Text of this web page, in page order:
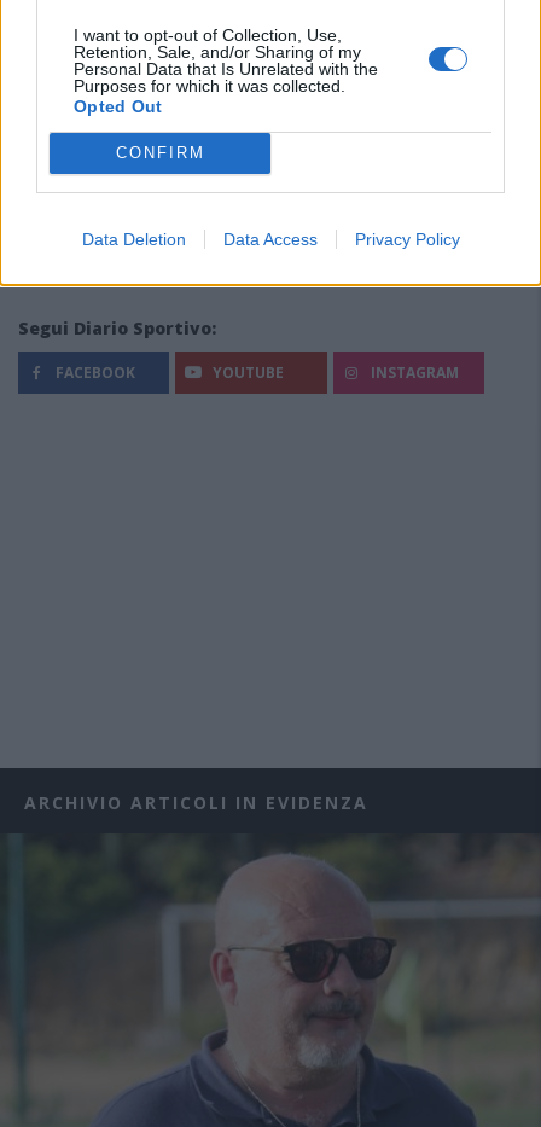
I want to opt-out of Collection, Use,
Retention, Sale, and/or Sharing of my
Personal Data that Is Unrelated with the
Purposes for which it was collected.
Opted Out
CONFIRM
Data Deletion Data Access Privacy Policy
Segui Diario Sportivo:
FACEBOOK YOUTUBE INSTAGRAM
ARCHIVIO ARTICOLI IN EVIDENZA